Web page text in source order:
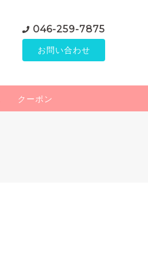
046-259-7875
お問い合わせ
クーポン